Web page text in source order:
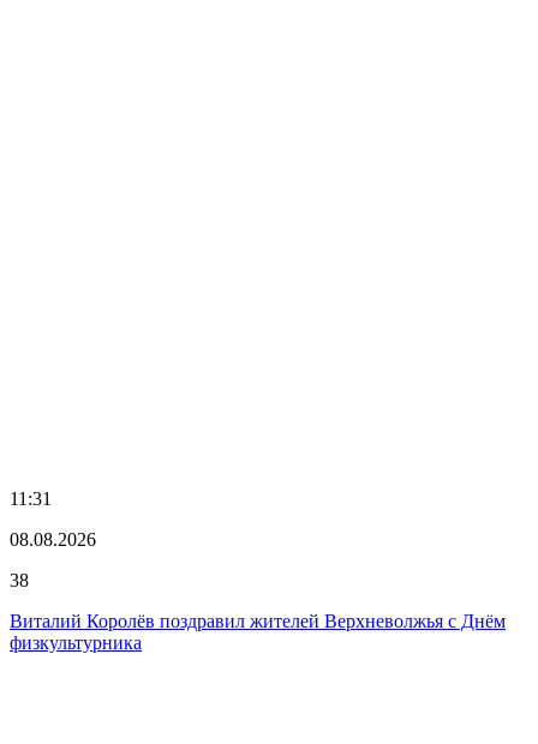
11:31
08.08.2026
38
Виталий Королёв поздравил жителей Верхневолжья с Днём
физкультурника